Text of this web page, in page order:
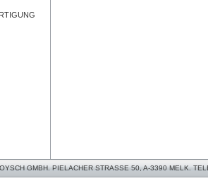
GMBH. PIELACHER STRASSE 50, A-3390 MELK.